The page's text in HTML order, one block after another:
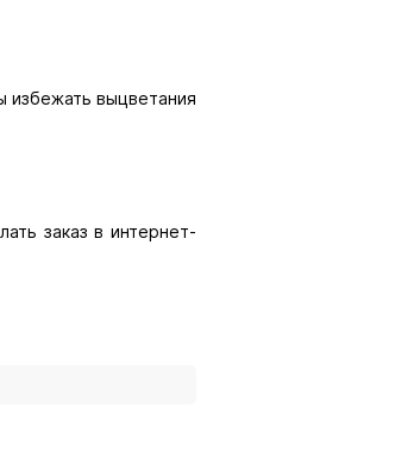
избежать выцветания
заказ в интернет-